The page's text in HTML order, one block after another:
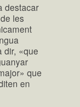
destacar
les
dir, «que
que
en